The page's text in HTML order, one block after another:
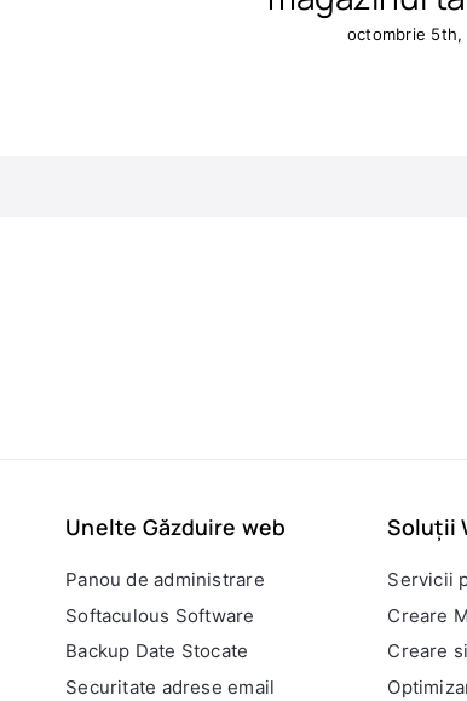
octombrie 5th,
Unelte Găzduire web
Panou de administrare
Softaculous Software
Backup Date Stocate
Securitate adrese email
Soluții
Servicii
Creare
Creare